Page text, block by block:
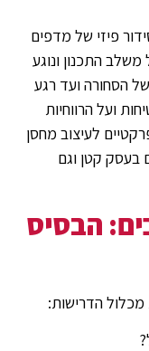
פיזי של מדפים
התכנון ונוגע
הסחורה ועד רגע
ועל הרווחיות
לעיצוב מחסן
בעסק קטן וגם
הבסיס
הדרישות: